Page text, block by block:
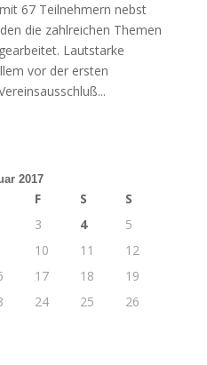
67 Teilnehmern nebst
die zahlreichen Themen
Lautstarke
vor der ersten
2017
F S
S
3 4
5
10 11
12
17 18
19
24 25
26